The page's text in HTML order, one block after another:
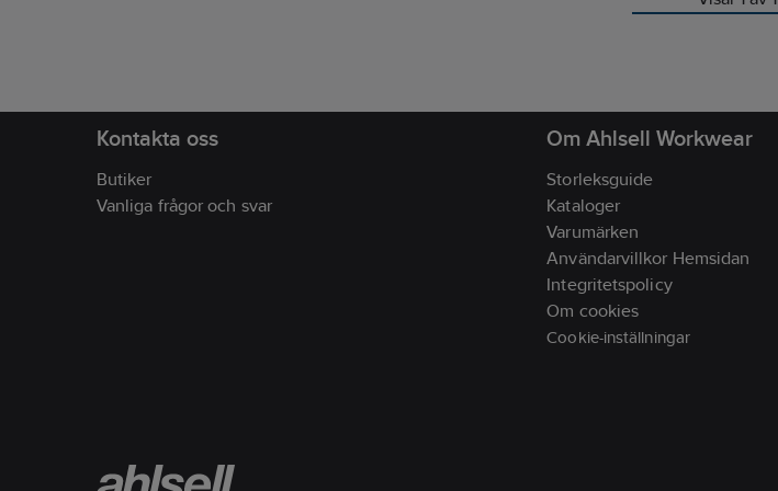
Kontakta oss
Butiker
Vanliga frågor och svar
Om Ahlsell Workwear
Storleksguide
Kataloger
Varumärken
Användarvillkor Hemsidan
Integritetspolicy
Om cookies
Cookie-inställningar